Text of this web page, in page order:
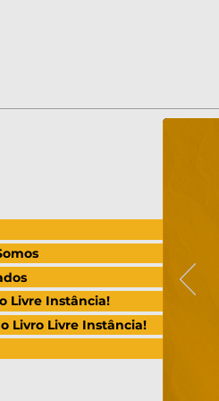
Livre Instância!
Livro Livre Instância!